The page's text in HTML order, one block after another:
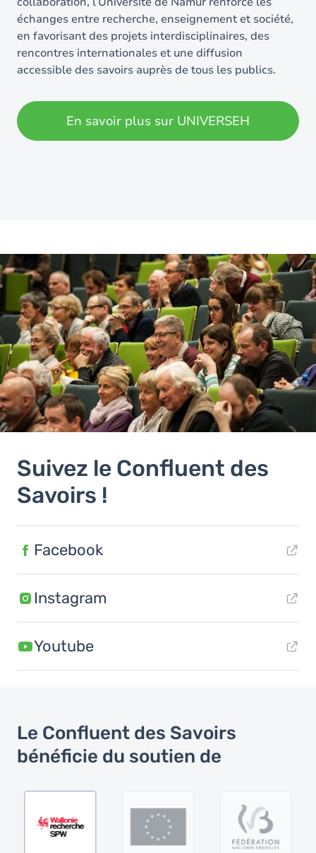
échanges entre recherche, enseignement et société,
en favorisant des projets interdisciplinaires, des
rencontres internationales et une diffusion
accessible des savoirs auprès de tous les publics.
En savoir plus sur UNIVERSEH
Suivez le Confluent des
Savoirs !
Facebook
Instagram
Youtube
Le Confluent des Savoirs
bénéficie du soutien de
Image
Image Image